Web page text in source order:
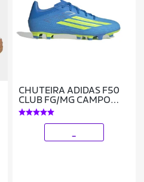
CHUTEIRA ADIDAS F50
CLUB FG/MG CAMPO
MASCULINA